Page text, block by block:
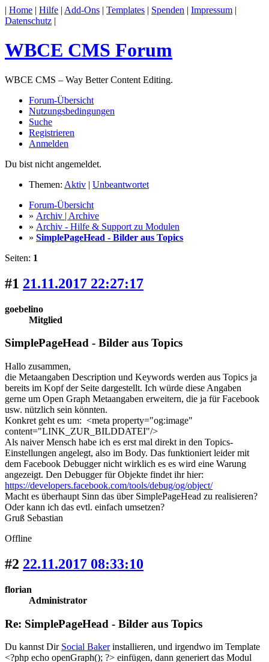
| Home | Hilfe | Add-Ons | Templates | Spenden | Impressum |
Datenschutz |
WBCE CMS Forum
WBCE CMS – Way Better Content Editing.
Forum-Übersicht
Nutzungsbedingungen
Suche
Registrieren
Anmelden
Du bist nicht angemeldet.
Themen: Aktiv | Unbeantwortet
Forum-Übersicht
» Archiv | Archive
» Archiv - Hilfe & Support zu Modulen
» SimplePageHead - Bilder aus Topics
Seiten: 1
#1 21.11.2017 22:27:17
goebelino
Mitglied
SimplePageHead - Bilder aus Topics
Hallo zusammen,
die Metaangaben Description und Keywords werden aus Topics ja
bereits im Kopf der Seite dargestellt. Ich würde diese Angaben
gerne um Open Graph Metaangaben erweitern, die ja für Facebook
usw. nützlich sein könnten.
Konkret geht es um: <meta property="og:image"
content="LINK_ZUR_BILDDATEI"/>
Als naiver Mensch habe ich es erst mal direkt in den Topics-
Einstellungen angelegt, also im Body. Das funktioniert leider mit
dem Facebook Debugger nicht wirklich es es wird eine Warung
angezeigt. Den Debugger für Objekte findet ihr hier:
https://developers.facebook.com/tools/debug/og/object/
Macht es überhaupt Sinn das über SimplePageHead zu realisieren?
Oder kann ich das evtl. einfach umsetzen?
Gruß Sebastian
Offline
#2 22.11.2017 08:33:10
florian
Administrator
Re: SimplePageHead - Bilder aus Topics
Du kannst Dir Social Bakerinstallieren, und irgendwo im Template
<?php echo openGraph(); ?> einfügen, dann generiert das Modul